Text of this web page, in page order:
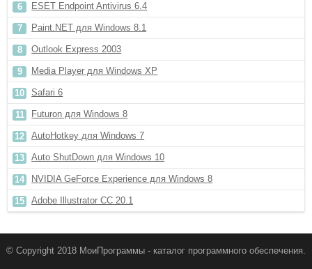
ESET Endpoint Antivirus 6.4
Paint.NET для Windows 8.1
Outlook Express 2003
Media Player для Windows XP
Safari 6
Futuron для Windows 8
AutoHotkey для Windows 7
Auto ShutDown для Windows 10
NVIDIA GeForce Experience для Windows 8
Adobe Illustrator CC 20.1
© Copyright 2018 МоиПрограммы - каталог программного обеспечения.